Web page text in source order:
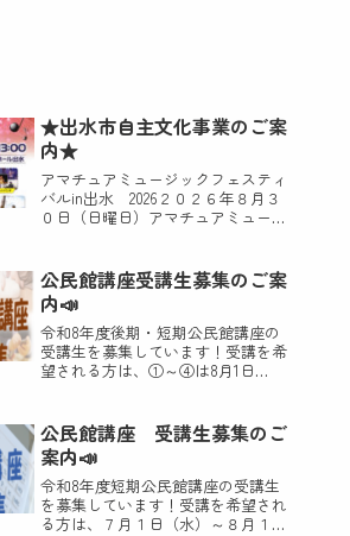
★出水市自主文化事業のご案
内★
アマチュアミュージックフェスティ
バルin出水 2026２０２６年８月３
０日（日曜日）アマチュアミュージ
ル）で開催します。市内で活動する
アマチュアバンドによるライブコン
サートで...
公民館講座受講生募集のご案
内📣
令和8年度後期・短期公民館講座の
受講生を募集しています！受講を希
望される方は、①～④は8月1日
5時までに電話・FAXまたは公式LINE
でお申し込みください。LINEで...
公民館講座 受講生募集のご
案内📣
令和8年度短期公民館講座の受講生
を募集しています！受講を希望され
る方は、７月１日（水）～８月１３